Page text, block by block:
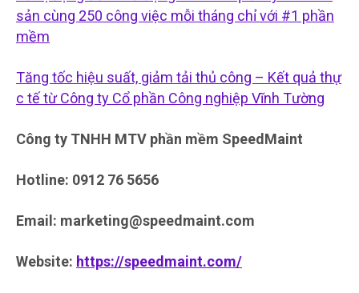
sản cùng 250 công việc mỗi tháng chỉ với #1 phần
mềm
Tăng tốc hiệu suất, giảm tải thủ công – Kết quả thự
c tế từ Công ty Cổ phần Công nghiệp Vĩnh Tường
Công ty TNHH MTV phần mềm SpeedMaint
Hotline: 0912 76 5656
Email: marketing@speedmaint.com
Website: https://speedmaint.com/